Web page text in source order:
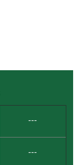
---
---